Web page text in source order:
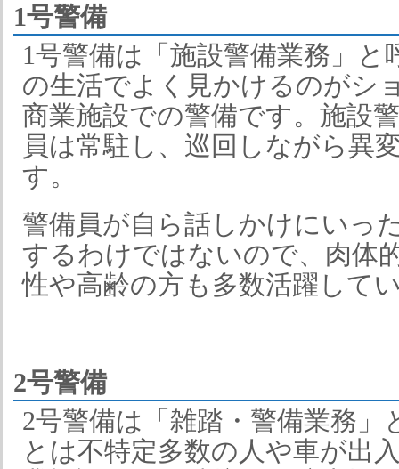
1号警備
1号警備は「施設警備業務」
の生活でよく見かけるのがシ
商業施設での警備です。施設
員は常駐し、巡回しながら異
す。
警備員が自ら話しかけにいっ
するわけではないので、肉体
性や高齢の方も多数活躍して
2号警備
2号警備は「雑踏・警備業務」
とは不特定多数の人や車が出